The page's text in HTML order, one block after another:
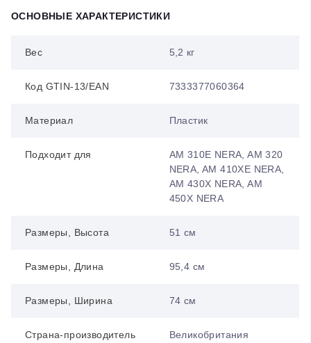
ОСНОВНЫЕ ХАРАКТЕРИСТИКИ
Вес 5,2 кг
Код GTIN-13/EAN 7333377060364
Материал Пластик
Подходит для
AM 310E NERA, AM 320
NERA, AM 410XE NERA,
AM 430X NERA, AM
450X NERA
Размеры, Высота 51 см
Размеры, Длина 95,4 см
Размеры, Ширина 74 см
Страна-производитель
Великобритания